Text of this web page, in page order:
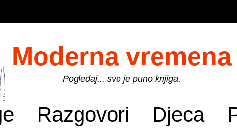
Moderna vremena
Pogledaj... sve je puno knjiga.
Razgovori Djeca